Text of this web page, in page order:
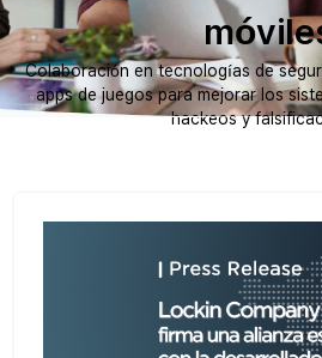
Colaboración en tecnologías de
apps de juegos para mejorar los
hackeos y